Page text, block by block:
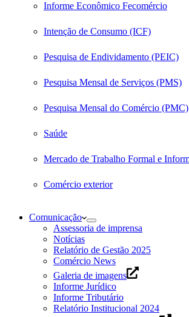
Informe Econômico Fecomércio
Intenção de Consumo (ICF)
Pesquisa de Endividamento (PEIC)
Pesquisa Mensal de Serviços (PMS)
Pesquisa Mensal do Comércio (PMC)
Saúde
Mercado de Trabalho Formal e
Comércio exterior
Comunicação
Assessoria de imprensa
Notícias
Relatório de Gestão 2025
Comércio News
Galeria de imagens
Informe Jurídico
Informe Tributário
Relatório Institucional 2024